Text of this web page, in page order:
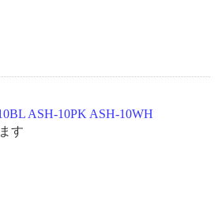
ASH-10PK ASH-10WH
す